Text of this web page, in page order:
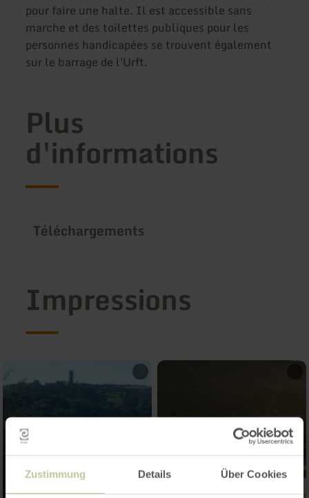
Zustimmung Details Über Cookies
pour faire une halte. Il est accessible sans
marche et des toilettes publiques pour les
personnes handicapées se trouvent également
sur le barrage de l'Urft.
Plus
d'informations
Téléchargements
Impressions